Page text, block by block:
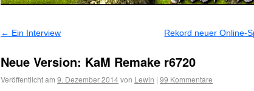
← Ein Interview Rekord neuer Online-
Neue Version: KaM Remake r6720
Veröffentlicht am 9. Dezember 2014von Lewin | 99 Kommentare